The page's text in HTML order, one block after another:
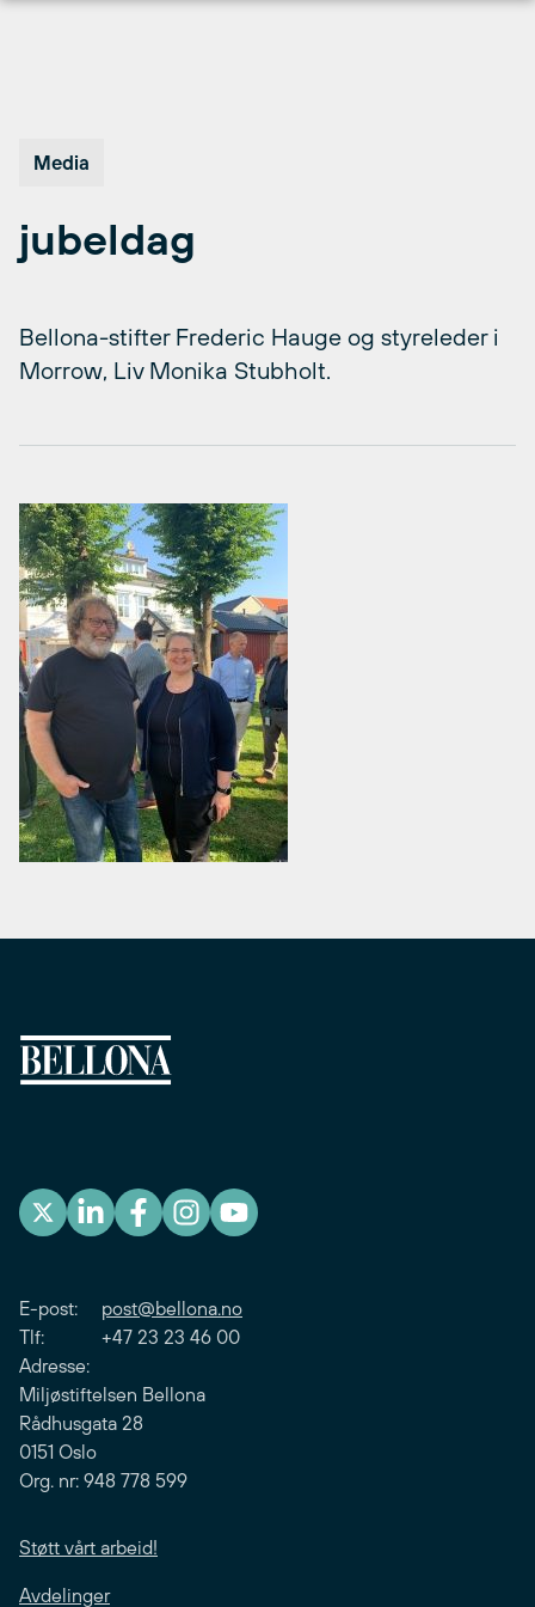
Media
jubeldag
Bellona-stifter Frederic Hauge og styreleder i
Morrow, Liv Monika Stubholt.
E-post: post@bellona.no
Tlf: +47 23 23 46 00
Adresse:
Miljøstiftelsen Bellona
Rådhusgata 28
0151 Oslo
Org. nr: 948 778 599
Støtt vårt arbeid!
Avdelinger